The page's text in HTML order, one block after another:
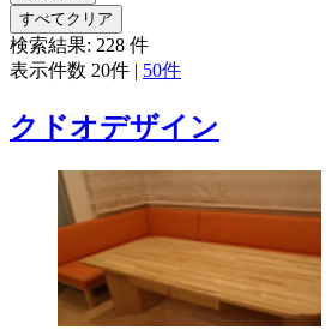
すべてクリア
検索結果: 228 件
表示件数 20件 | 50件
クドオデザイン